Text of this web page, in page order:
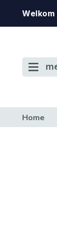
Welkom
Home
TERUG